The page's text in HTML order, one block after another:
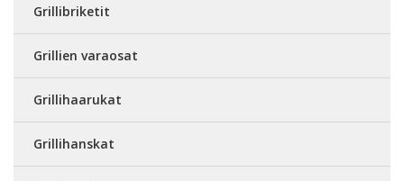
Grillibriketit
Grillien varaosat
Grillihaarukat
Grillihanskat